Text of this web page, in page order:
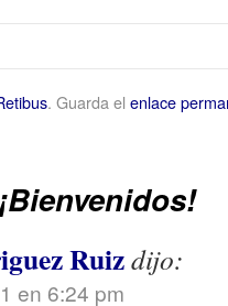
. Guarda el enlace
¡Bienvenidos!
Ruizdijo:
en 6:24 pm